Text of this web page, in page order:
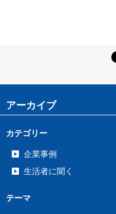
アーカイブ
カテゴリー
企業事例
生活者に聞く
テーマ